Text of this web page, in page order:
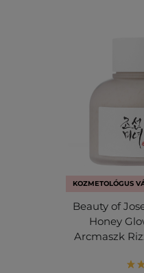
KOZMETOLÓGUS
Beauty of
Honey
Arcmaszk